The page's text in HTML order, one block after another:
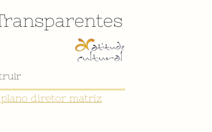
diretor matriz